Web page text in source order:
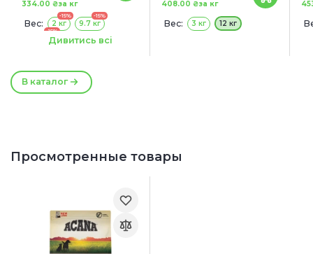
В каталог
за кг
334.00 ₴
Вес:
-15%
2 кг
-15%
9.7 кг
-15%
14.5 кгДивитись всі
за кг
408.00 ₴
Вес: 3 кг 12 кг
Просмотренные товары